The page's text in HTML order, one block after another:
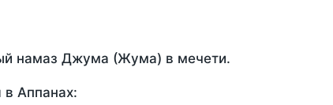
намаз Джума (Жума) в мечети.
в Аппанах: